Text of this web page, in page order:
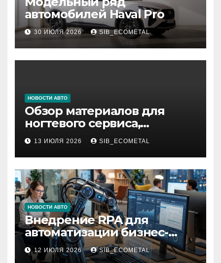
автомобилей Haval Pro
30 ИЮЛЯ 2026 SIB_ECOMETAL
НОВОСТИ АВТО
Обзор материалов для
ногтевого сервиса,
наращивания ресниц и
депиляции
13 ИЮЛЯ 2026 SIB_ECOMETAL
НОВОСТИ АВТО
Внедрение RPA для
автоматизации бизнес-
процессов
12 ИЮЛЯ 2026 SIB_ECOMETAL